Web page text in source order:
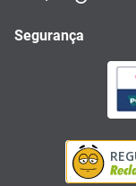
Segurança